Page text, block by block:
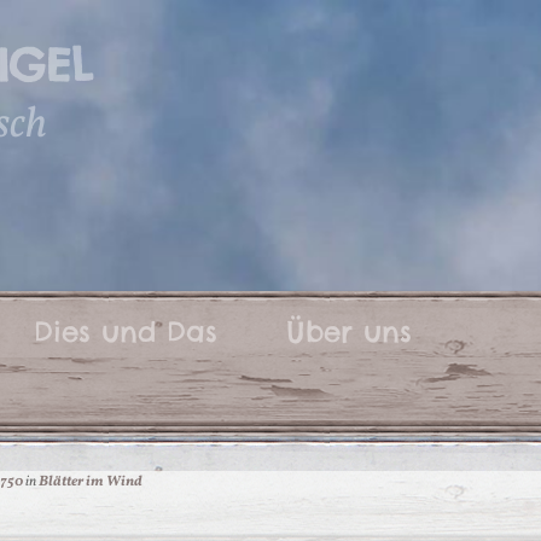
Dies und Das
Über uns
inBlätter im Wind